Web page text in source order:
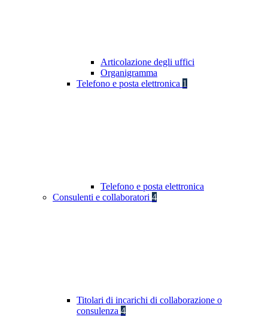
Articolazione degli uffici
Organigramma
Telefono e posta elettronica 1
Telefono e posta elettronica
Consulenti e collaboratori 4
Titolari di incarichi di collaborazione o
consulenza 4